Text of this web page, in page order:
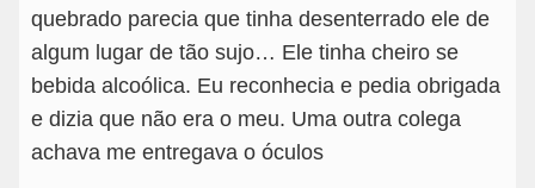
quebrado parecia que tinha desenterrado ele de
algum lugar de tão sujo… Ele tinha cheiro se
bebida alcoólica. Eu reconhecia e pedia obrigada
e dizia que não era o meu. Uma outra colega
achava me entregava o óculos